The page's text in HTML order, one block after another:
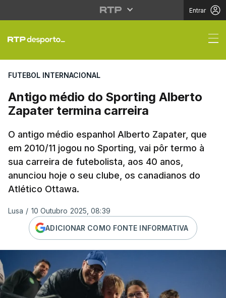
Entrar
Antigo médio do
FUTEBOL INTERNACIONAL
Antigo médio do Sporting Alberto
Zapater termina carreira
O antigo médio espanhol Alberto Zapater, que
em 2010/11 jogou no Sporting, vai pôr termo à
sua carreira de futebolista, aos 40 anos,
anunciou hoje o seu clube, os canadianos do
Atlético Ottawa.
Lusa / 10 Outubro 2025, 08:39
ADICIONAR COMO FONTE INFORMATIVA